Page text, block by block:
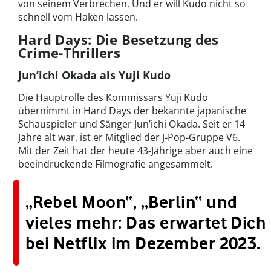
von seinem Verbrechen. Und er will Kudo nicht so
schnell vom Haken lassen.
Hard Days: Die Besetzung des
Crime-Thrillers
Jun’ichi Okada als Yuji Kudo
Die Hauptrolle des Kommissars Yuji Kudo
übernimmt in Hard Days der bekannte japanische
Schauspieler und Sänger Jun’ichi Okada. Seit er 14
Jahre alt war, ist er Mitglied der J-Pop-Gruppe V6.
Mit der Zeit hat der heute 43-Jährige aber auch eine
beeindruckende Filmografie angesammelt.
„Rebel Moon“, „Berlin“ und
vieles mehr: Das erwartet Dich
bei Netflix im Dezember 2023.